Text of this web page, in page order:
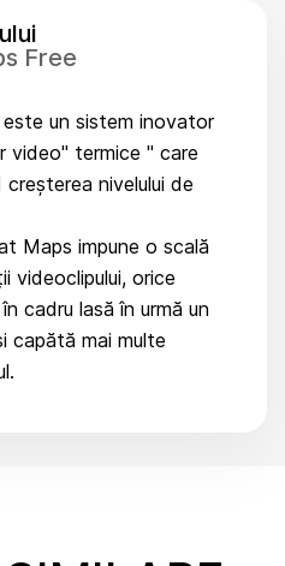
Free
un sistem inovator
video" termice " care
nivelului de
Maps impune o scală
videoclipului, orice
cadru lasă în urmă un
capătă mai multe